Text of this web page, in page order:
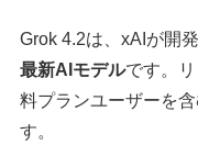
Grok 4.2は、xAIが開
最新AIモデルです。
料プランユーザーを
す。